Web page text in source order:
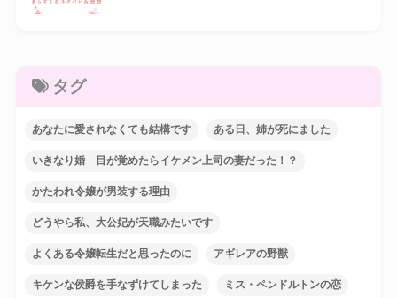
タグ
あなたに愛されなくても結構です ある日、姉が死にました
いきなり婚 目が覚めたらイケメン上司の妻だった！？
かたわれ令嬢が男装する理由
どうやら私、大公妃が天職みたいです
よくある令嬢転生だと思ったのに アギレアの野獣
キケンな侯爵を手なずけてしまった ミス・ペンドルトンの恋